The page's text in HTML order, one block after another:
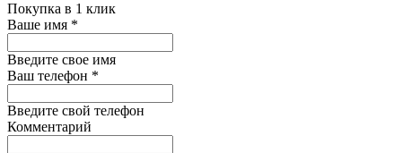
Покупка в 1 клик
Ваше имя *
Введите свое имя
Ваш телефон *
Введите свой телефон
Комментарий